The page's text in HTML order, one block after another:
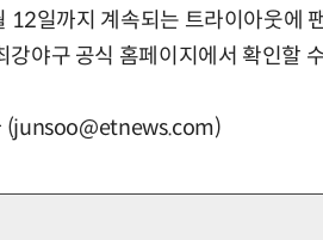
12일까지 계속되는 트라이아웃에
강야구 공식 홈페이지에서 확인할
(junsoo@etnews.com)